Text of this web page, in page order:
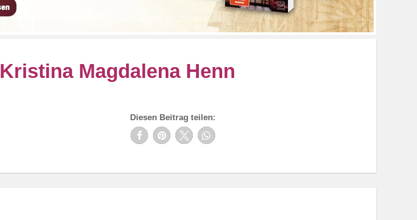
Kristina Magdalena Henn
Diesen Beitrag teilen: